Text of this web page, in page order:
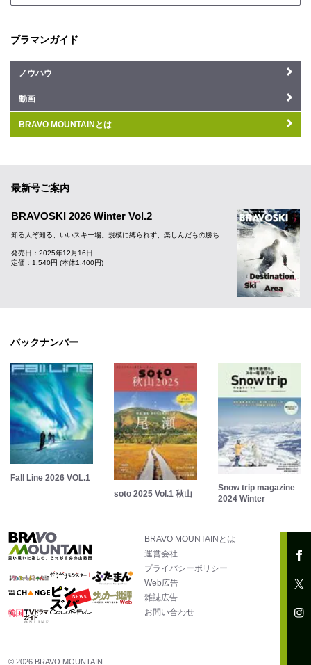
ブラマンガイド
ノウハウ
動画
BRAVO MOUNTAINとは
最新号ご案内
BRAVOSKI 2026 Winter Vol.2
知る人ぞ知る、いいスキー場。規模に縛られず、楽しんだもの勝ち
発売日：2025年12月16日
定価：1,540円 (本体1,400円)
バックナンバー
Fall Line 2026 VOL.1
soto 2025 Vol.1 秋山
Snow trip magazine
2024 Winter
BRAVO MOUNTAINとは
運営会社
プライバシーポリシー
Web広告
雑誌広告
お問い合わせ
© 2026 BRAVO MOUNTAIN